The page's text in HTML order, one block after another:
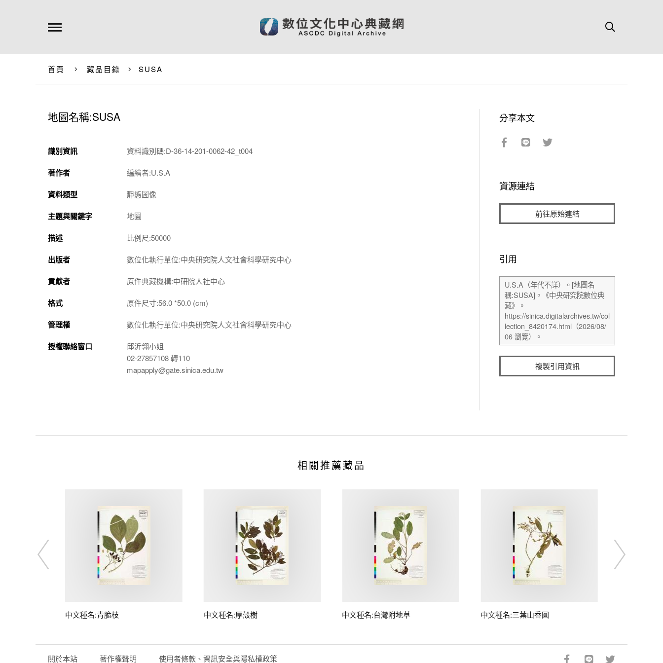
首頁 藏品目錄 SUSA
地圖名稱:SUSA
識別資訊 資料識別碼:D-36-14-201-0062-42_t004
著作者 編繪者:U.S.A
資料類型 靜態圖像
主題與關鍵字 地圖
描述 比例尺:50000
出版者 數位化執行單位:中央研究院人文社會科學研究中心
貢獻者 原件典藏機構:中研院人社中心
格式 原件尺寸:56.0 *50.0 (cm)
管理權 數位化執行單位:中央研究院人文社會科學研究中心
授權聯絡窗口
邱沂翎小姐
02-27857108 轉110
mapapply@gate.sinica.edu.tw
分享本文
資源連結
前往原始連結
引用
複製引用資訊
相關推薦藏品
中文種名:青脆枝 中文種名:厚殼樹 中文種名:台灣附地草 中文種名:三葉山香圓
關於本站 著作權聲明 使用者條款、資訊安全與隱私權政策